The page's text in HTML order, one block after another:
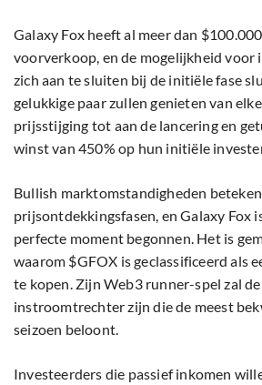
Galaxy Fox heeft al meer dan
voorverkoop, en de mogelijkheid voor
zich aan te sluiten bij de initiële fase
gelukkige paar zullen genieten van
prijsstijging tot aan de lancering en
winst van 450% op hun initiële
Bullish marktomstandigheden
prijsontdekkingsfasen, en Galaxy Fox
perfecte moment begonnen. Het is
waarom $GFOX is geclassificeerd als
te kopen. Zijn Web3 runner-spel zal
instroomtrechter zijn die de meest
seizoen beloont.
Investeerders die passief inkomen